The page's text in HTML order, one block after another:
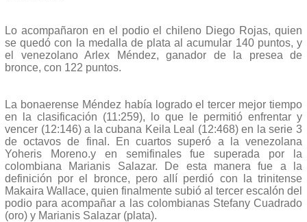
Lo acompañaron en el podio el chileno Diego Rojas, quien
se quedó con la medalla de plata al acumular 140 puntos, y
el venezolano Arlex Méndez, ganador de la presea de
bronce, con 122 puntos.
La bonaerense Méndez había logrado el tercer mejor tiempo
en la clasificación (11:259), lo que le permitió enfrentar y
vencer (12:146) a la cubana Keila Leal (12:468) en la serie 3
de octavos de final. En cuartos superó a la venezolana
Yoheris Moreno.y en semifinales fue superada por la
colombiana Marianis Salazar. De esta manera fue a la
definición por el bronce, pero allí perdió con la trinitense
Makaira Wallace, quien finalmente subió al tercer escalón del
podio para acompañar a las colombianas Stefany Cuadrado
(oro) y Marianis Salazar (plata).